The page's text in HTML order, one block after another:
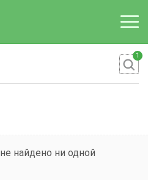
1
не найдено ни одной